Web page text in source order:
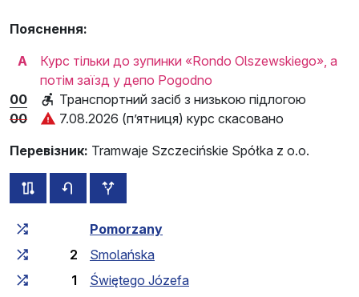
Пояснення:
A
Курс тільки до зупинки «Rondo Olszewskiego», а
потім заїзд у депо Pogodno
00
Транспортний засіб з низькою підлогою
00
7.08.2026 (п’ятниця) курс скасовано
Перевізник: Tramwaje Szczecińskie Spółka z o.o.
всі схеми цього маршруту
розклад руху у зворотньому напрямку
Загальний час у дорозі
Pomorzany
2
Smolańska
1
Świętego Józefa